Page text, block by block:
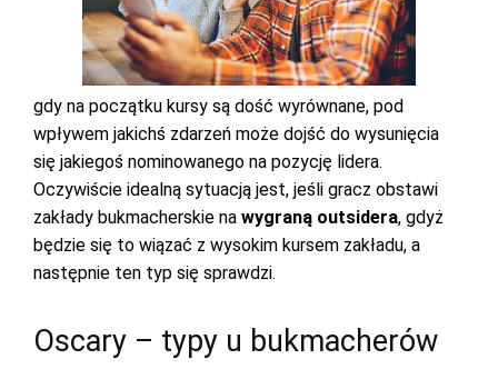
gdy na początku kursy są dość wyrównane, pod
wpływem jakichś zdarzeń może dojść do wysunięcia
się jakiegoś nominowanego na pozycję lidera.
Oczywiście idealną sytuacją jest, jeśli gracz obstawi
zakłady bukmacherskie na wygraną outsidera, gdyż
będzie się to wiązać z wysokim kursem zakładu, a
następnie ten typ się sprawdzi.
Oscary – typy u bukmacherów